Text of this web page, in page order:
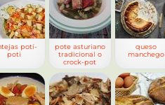
potí-
poti
pote asturiano
tradicional o
crock-pot
queso
manchego